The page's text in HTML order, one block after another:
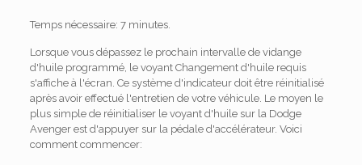
Temps nécessaire: 7 minutes.
Lorsque vous dépassez le prochain intervalle de vidange
d'huile programmé, le voyant Changement d'huile requis
s'affiche à l'écran. Ce système d'indicateur doit être réinitialisé
après avoir effectué l'entretien de votre véhicule. Le moyen le
plus simple de réinitialiser le voyant d'huile sur la Dodge
Avenger est d'appuyer sur la pédale d'accélérateur. Voici
comment commencer: